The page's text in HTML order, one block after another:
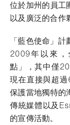
位於加州的員工
以及廣泛的合作
「藍色使命」
2009年以來
點」，其中僅
現在直接與超
保護當地獨特的
傳統媒體以及
的宣傳活動。